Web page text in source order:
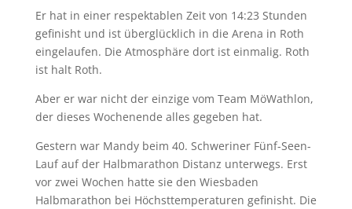
Er hat in einer respektablen Zeit von 14:23 Stunden
gefinisht und ist überglücklich in die Arena in Roth
eingelaufen. Die Atmosphäre dort ist einmalig. Roth
ist halt Roth.
Aber er war nicht der einzige vom Team MöWathlon,
der dieses Wochenende alles gegeben hat.
Gestern war Mandy beim 40. Schweriner Fünf-Seen-
Lauf auf der Halbmarathon Distanz unterwegs. Erst
vor zwei Wochen hatte sie den Wiesbaden
Halbmarathon bei Höchsttemperaturen gefinisht. Die